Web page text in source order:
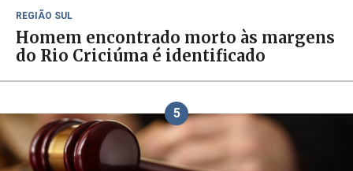
REGIÃO SUL
Homem encontrado morto às margens
do Rio Criciúma é identificado
5